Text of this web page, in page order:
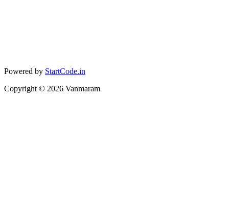
Powered by StartCode.in
Copyright © 2026 Vanmaram